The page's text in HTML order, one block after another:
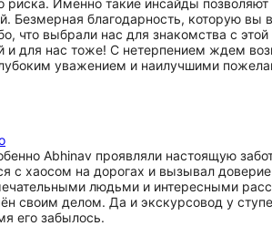
Именно такие инсайды
Безмерная благодарность, которую
выбрали нас для знакомства с
и для нас тоже! С нетерпением ждем
уважением и наилучшими
Abhinav проявляли настоящую
с хаосом на дорогах и вызывал
людьми и интересными
своим делом. Да и экскурсовод у
его забылось.